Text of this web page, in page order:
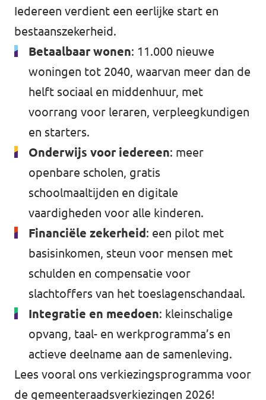
Iedereen verdient een eerlijke start en
bestaanszekerheid.
Betaalbaar wonen: 11.000 nieuwe
woningen tot 2040, waarvan meer dan de
helft sociaal en middenhuur, met
voorrang voor leraren, verpleegkundigen
en starters.
Onderwijs voor iedereen: meer
openbare scholen, gratis
schoolmaaltijden en digitale
vaardigheden voor alle kinderen.
Financiële zekerheid: een pilot met
basisinkomen, steun voor mensen met
schulden en compensatie voor
slachtoffers van het toeslagenschandaal.
Integratie en meedoen: kleinschalige
opvang, taal- en werkprogramma’s en
actieve deelname aan de samenleving.
Lees vooral ons verkiezingsprogramma voor
de gemeenteraadsverkiezingen 2026!